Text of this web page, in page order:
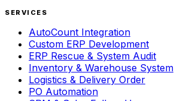
SERVICES
AutoCount Integration
Custom ERP Development
ERP Rescue & System Audit
Inventory & Warehouse System
Logistics & Delivery Order
PO Automation